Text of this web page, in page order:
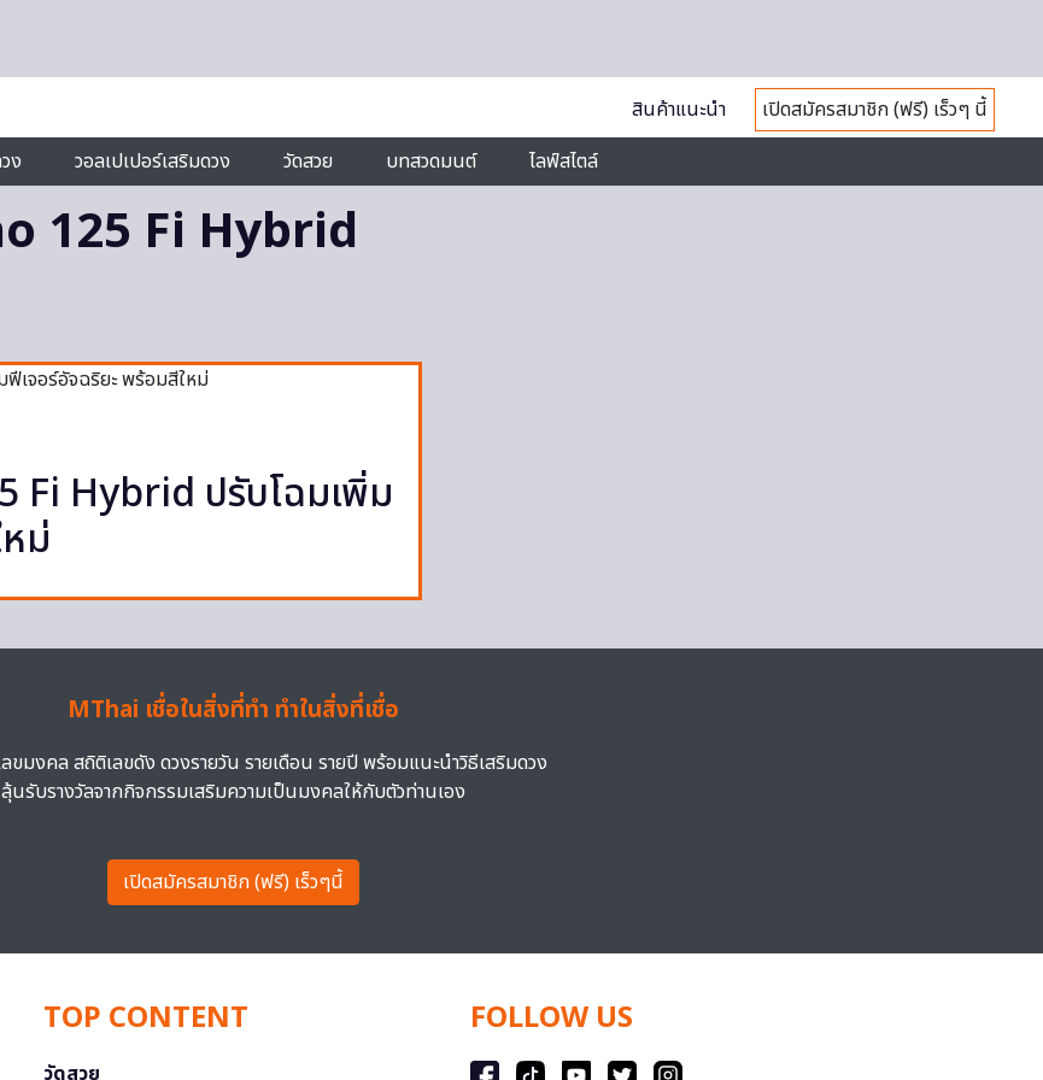
สินค้าแนะนำ
เปิดสมัครสมาชิก (ฟรี) เร็วๆ นี้
ง วอลเปเปอร์เสริมดวง วัดสวย บทสวดมนต์ ไลฟ์สไตล์
125 Fi Hybrid
Fi Hybrid ปรับโฉมเพิ่ม
ม่
MThai เชื่อในสิ่งที่ทำ ทำในสิ่งที่เชื่อ
ลขมงคล สถิติเลขดัง ดวงรายวัน รายเดือน รายปี พร้อมแนะนำวิธีเสริมดวง
ลุ้นรับรางวัลจากกิจกรรมเสริมความเป็นมงคลให้กับตัวท่านเอง
เปิดสมัครสมาชิก (ฟรี) เร็วๆนี้
TOP CONTENT
วัดสวย
FOLLOW US